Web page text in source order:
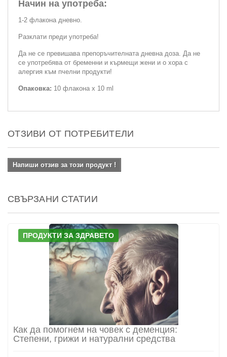
Начин на употреба:
1-2 флакона дневно.
Разклати преди употреба!
Да не се превишава препоръчителната дневна доза. Да не
се употребява от бременни и кърмещи жени и о хора с
алергия към пчелни продукти!
Опаковка: 10 флакона х 10 ml
ОТЗИВИ ОТ ПОТРЕБИТЕЛИ
Напиши отзив за този продукт !
СВЪРЗАНИ СТАТИИ
ПРОДУКТИ ЗА ЗДРАВЕТО
Как да помогнем на човек с деменция:
Степени, грижи и натурални средства